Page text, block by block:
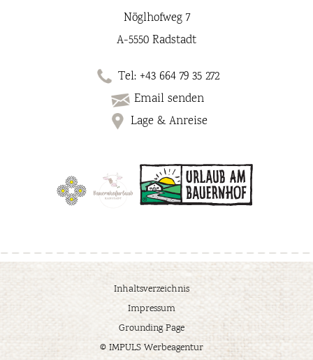
Nöglhofweg 7
A-5550 Radstadt
Tel: +43 664 79 35 272
Email senden
Lage & Anreise
Inhaltsverzeichnis
Impressum
Grounding Page
© IMPULS Werbeagentur